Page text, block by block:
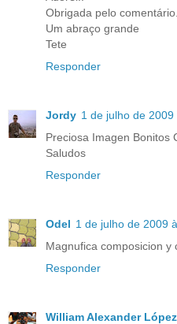
Obrigada pelo comentário.
Um abraço grande
Tete
Responder
Jordy 1 de julho de 2009
Preciosa Imagen Bonitos
Saludos
Responder
Odel 1 de julho de 2009
Magnufica composicion y
Responder
William Alexander López